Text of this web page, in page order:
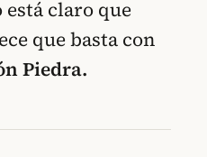
claro que
que basta con
Piedra.